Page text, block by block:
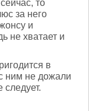
то
за него
и
не хватает и
в
ним не дожали
следует.